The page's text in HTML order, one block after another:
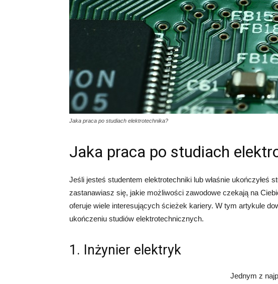
Jaka praca po studiach elektrotechnika?
Jaka praca po studiach
Jeśli jesteś studentem elektrotechniki lub właśnie ukończyłeś
zastanawiasz się, jakie możliwości zawodowe czekają na
oferuje wiele interesujących ścieżek kariery. W tym artykule
ukończeniu studiów elektrotechnicznych.
1. Inżynier elektryk
Jednym z